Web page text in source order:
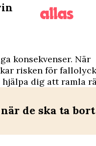
konsekvenser. När
risken för
hjälpa dig att ramla
de ska ta